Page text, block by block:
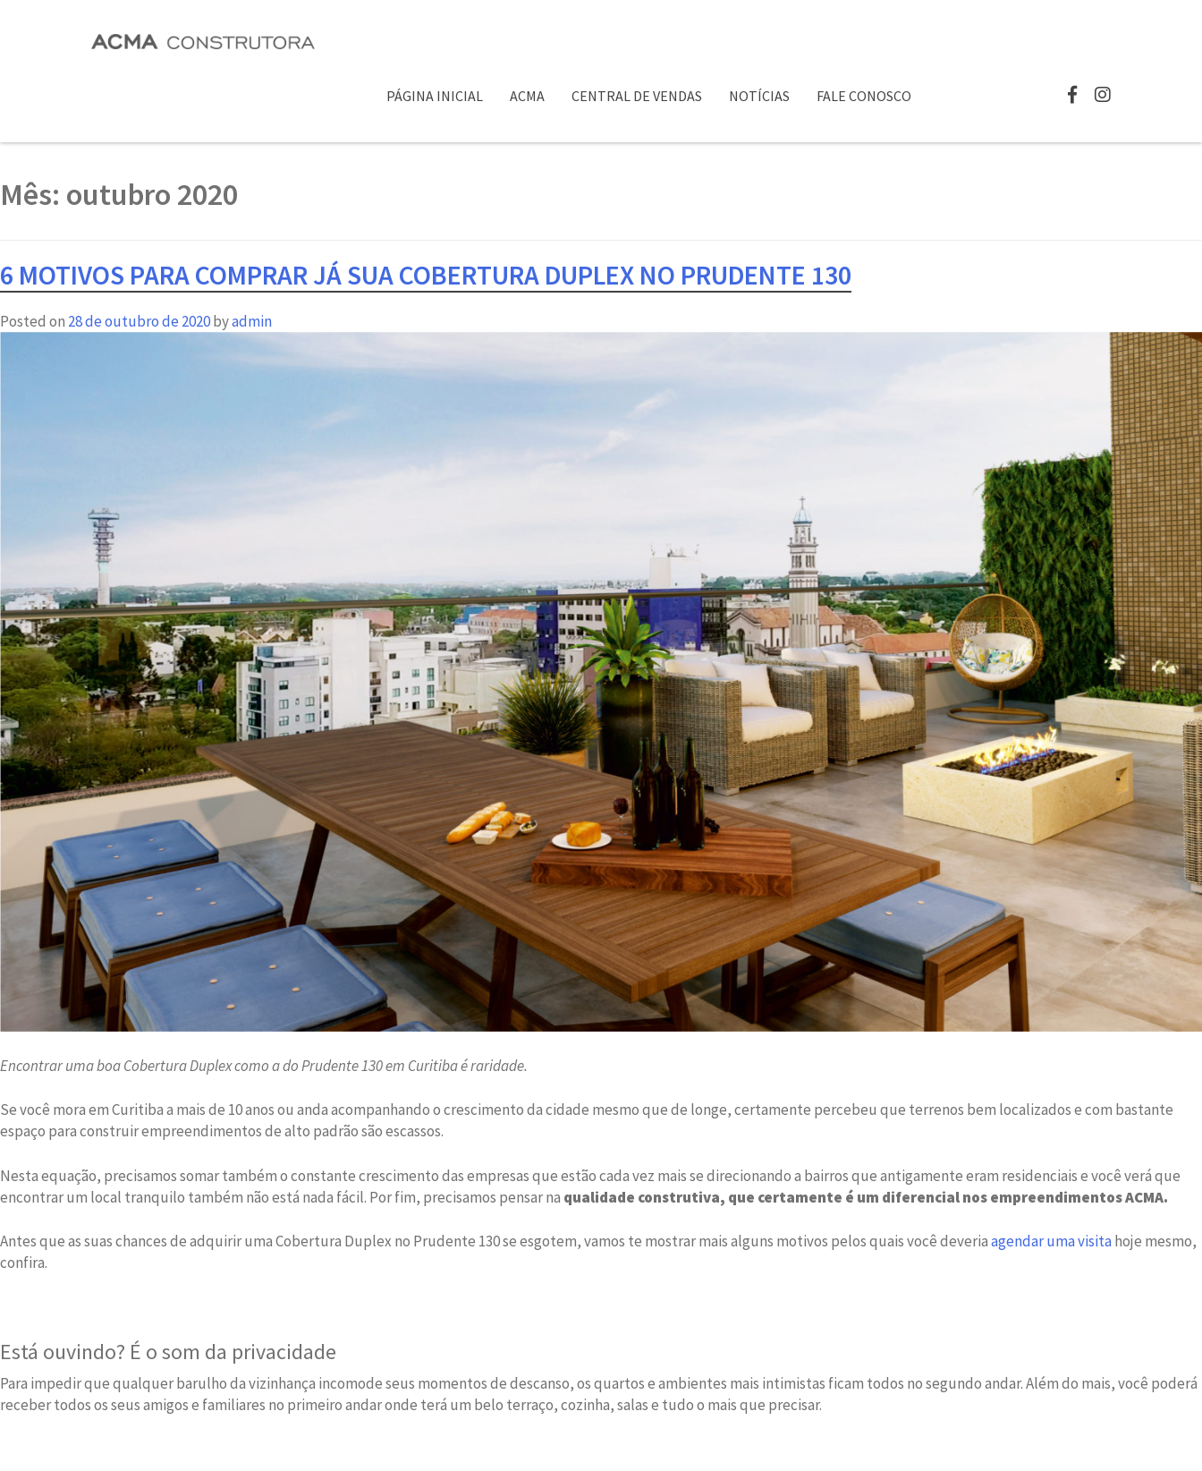
PÁGINA INICIAL ACMA CENTRAL DE VENDAS NOTÍCIAS FALE CONOSCO
Mês: outubro 2020
6 MOTIVOS PARA COMPRAR JÁ SUA COBERTURA DUPLEX NO PRUDENTE 130
Posted on 28 de outubro de 2020byadmin
Encontrar uma boa Cobertura Duplex como a do Prudente 130 em Curitiba é raridade.
Se você mora em Curitiba a mais de 10 anos ou anda acompanhando o crescimento da cidade mesmo que de longe, certamente percebeu que terrenos bem localizados e com bastante
espaço para construir empreendimentos de alto padrão são escassos.
Nesta equação, precisamos somar também o constante crescimento das empresas que estão cada vez mais se direcionando a bairros que antigamente eram residenciais e você verá que
encontrar um local tranquilo também não está nada fácil. Por fim, precisamos pensar na qualidade construtiva, que certamente é um diferencial nos empreendimentos ACMA.
Antes que as suas chances de adquirir uma Cobertura Duplex no Prudente 130 se esgotem, vamos te mostrar mais alguns motivos pelos quais você deveriaagendar uma visitahoje mesmo,
confira.
Está ouvindo? É o som da privacidade
Para impedir que qualquer barulho da vizinhança incomode seus momentos de descanso, os quartos e ambientes mais intimistas ficam todos no segundo andar. Além do mais, você poderá
receber todos os seus amigos e familiares no primeiro andar onde terá um belo terraço, cozinha, salas e tudo o mais que precisar.